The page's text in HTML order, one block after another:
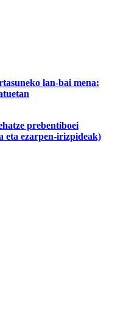
lan-bai mena:
prebentiboei
ezarpen-irizpideak)